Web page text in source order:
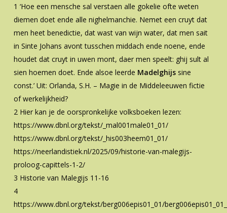
1 ‘Hoe een mensche sal verstaen alle gokelie ofte weten
diemen doet ende alle nighelmanchie. Nemet een cruyt dat
men heet benedictie, dat wast van wijn water, dat men sait
in Sinte Johans avont tusschen middach ende noene, ende
houdet dat cruyt in uwen mont, daer men speelt: ghij sult al
sien hoemen doet. Ende alsoe leerde Madelghijssine
const.’ Uit: Orlanda, S.H. – Magie in de Middeleeuwen fictie
of werkelijkheid?
2 Hier kan je de oorspronkelijke volksboeken lezen:
https://www.dbnl.org/tekst/_mal001male01_01/
https://www.dbnl.org/tekst/_his003heem01_01/
https://neerlandistiek.nl/2025/09/historie-van-malegijs-
proloog-capittels-1-2/
3 Historie van Malegijs 11-16
4
https://www.dbnl.org/tekst/berg006epis01_01/